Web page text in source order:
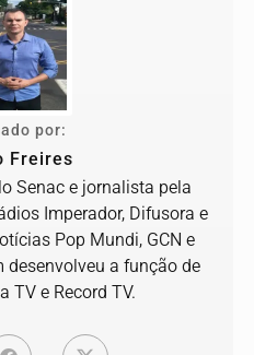
por:
Freires
Senac e jornalista pela
Imperador, Difusora e
Pop Mundi, GCN e
desenvolveu a função de
TV e Record TV.